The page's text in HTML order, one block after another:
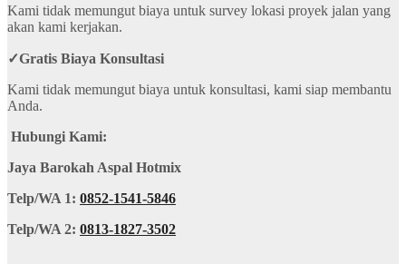
Kami tidak memungut biaya untuk survey lokasi proyek jalan yang
akan kami kerjakan.
✓Gratis Biaya Konsultasi
Kami tidak memungut biaya untuk konsultasi, kami siap membantu
Anda.
Hubungi Kami:
Jaya Barokah Aspal Hotmix
Telp/WA 1: 0852-1541-5846
Telp/WA 2: 0813-1827-3502